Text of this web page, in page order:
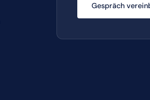
Gespräch